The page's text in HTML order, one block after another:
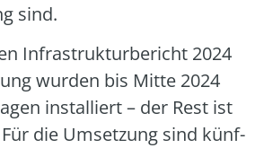
sind.
Infra­struk­tur­be­richt 2024
wur­den bis Mit­te 2024
instal­liert – der Rest ist
die Umset­zung sind künf­